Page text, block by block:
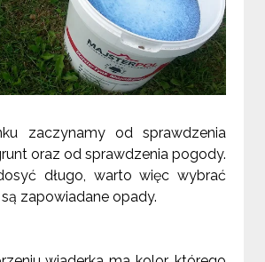
zaczynamy od sprawdzenia
oraz od sprawdzenia pogody.
długo, warto więc wybrać
zapowiadane opady.